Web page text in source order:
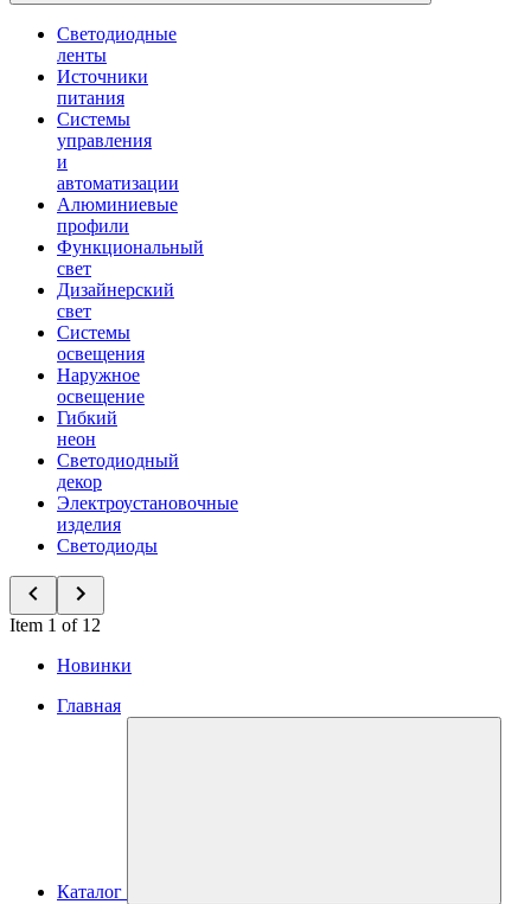
Светодиодные
ленты
Источники
питания
Системы
управления
и
автоматизации
Алюминиевые
профили
Функциональный
свет
Дизайнерский
свет
Системы
освещения
Наружное
освещение
Гибкий
неон
Светодиодный
декор
Электроустановочные
изделия
Светодиоды
Item 1 of 12
Новинки
Главная
Каталог